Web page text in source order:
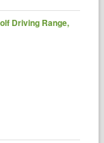
Driving Range,